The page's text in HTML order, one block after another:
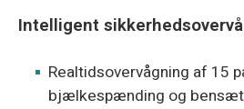
Intelligent
Realtidsovervågning af 15
bjælkespænding og